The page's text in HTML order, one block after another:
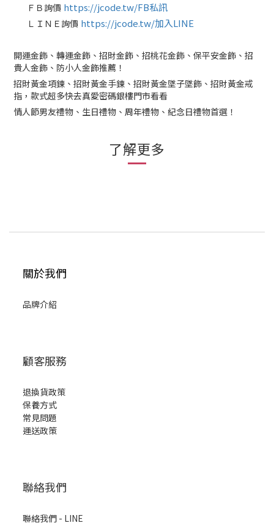
ＦＢ詢價 https://jcode.tw/FB私訊
ＬＩＮＥ詢價 https://jcode.tw/加入LINE
開運金飾、轉運金飾、招財金飾、招桃花金飾、保平安金飾、招
貴人金飾、防小人金飾推薦！
招財黃金項鍊、招財黃金手鍊、招財黃金墜子墜飾、招財黃金戒
指，款式超多快去真愛密碼銀樓門市看看
情人節男友禮物、生日禮物、周年禮物、紀念日禮物首選！
了解更多
關於我們
品牌介紹
顧客服務
退換貨政策
保養方式
常見問題
運送政策
聯絡我們
聯絡我們 - LINE